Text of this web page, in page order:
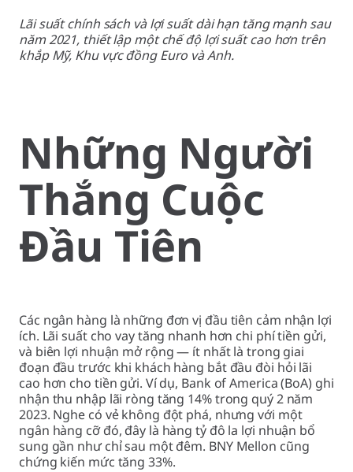
Lãi suất chính sách và lợi suất dài hạn tăng mạnh sau
năm 2021, thiết lập một chế độ lợi suất cao hơn trên
khắp Mỹ, Khu vực đồng Euro và Anh.
Những Người
Thắng Cuộc
Đầu Tiên
Các ngân hàng là những đơn vị đầu tiên cảm nhận lợi
ích. Lãi suất cho vay tăng nhanh hơn chi phí tiền gửi,
và biên lợi nhuận mở rộng — ít nhất là trong giai
đoạn đầu trước khi khách hàng bắt đầu đòi hỏi lãi
cao hơn cho tiền gửi. Ví dụ, Bank of America (BoA) ghi
nhận thu nhập lãi ròng tăng 14% trong quý 2 năm
2023. Nghe có vẻ không đột phá, nhưng với một
ngân hàng cỡ đó, đây là hàng tỷ đô la lợi nhuận bổ
sung gần như chỉ sau một đêm. BNY Mellon cũng
chứng kiến mức tăng 33%.